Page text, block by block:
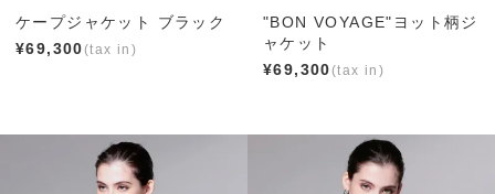
ケープジャケット ブラック
¥69,300
"BON VOYAGE"ヨット柄ジ
ャケット
¥69,300